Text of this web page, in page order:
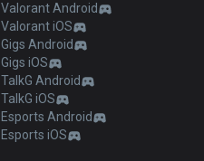
Valorant Android
Valorant iOS
Gigs Android
Gigs iOS
TalkG Android
TalkG iOS
Esports Android
Esports iOS